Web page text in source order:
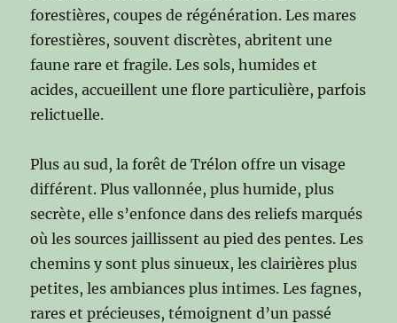
forestières, coupes de régénération. Les mares
forestières, souvent discrètes, abritent une
faune rare et fragile. Les sols, humides et
acides, accueillent une flore particulière, parfois
relictuelle.
Plus au sud, la forêt de Trélon offre un visage
différent. Plus vallonnée, plus humide, plus
secrète, elle s’enfonce dans des reliefs marqués
où les sources jaillissent au pied des pentes. Les
chemins y sont plus sinueux, les clairières plus
petites, les ambiances plus intimes. Les fagnes,
rares et précieuses, témoignent d’un passé